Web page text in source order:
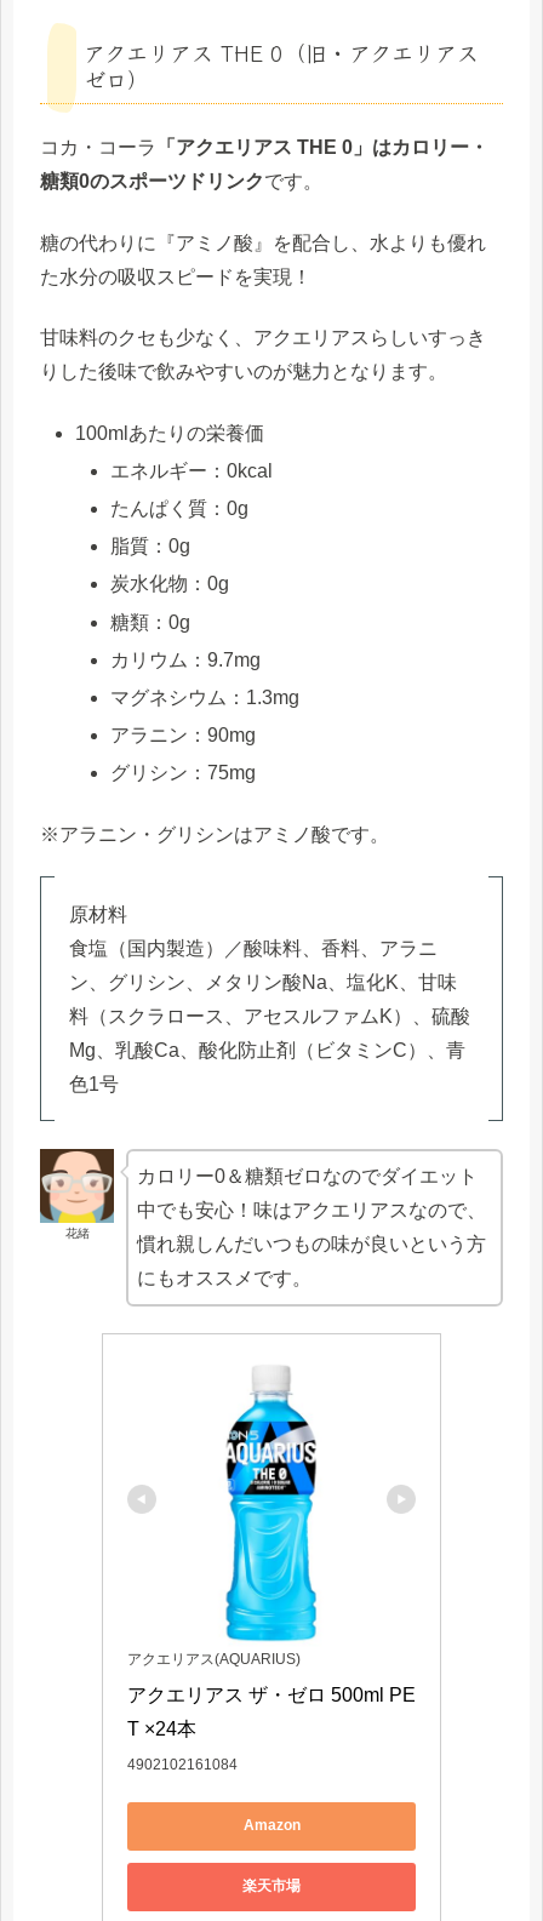
アクエリアス THE 0（旧・アクエリアス
ゼロ）
コカ・コーラ
「アクエリアス THE 0」はカロリー・
糖類0のスポーツドリンクです。
糖の代わりに『アミノ酸』を配合し、水よりも優れ
た水分の吸収スピードを実現！
甘味料のクセも少なく、アクエリアスらしいすっき
りした後味で飲みやすいのが魅力となります。
100mlあたりの栄養価
エネルギー：0kcal
たんぱく質：0g
脂質：0g
炭水化物：0g
糖類：0g
カリウム：9.7mg
マグネシウム：1.3mg
アラニン：90mg
グリシン：75mg
※アラニン・グリシンはアミノ酸です。
原材料
食塩（国内製造）／酸味料、香料、アラニ
ン、グリシン、メタリン酸Na、塩化K、甘味
料（スクラロース、アセスルファムK）、硫酸
Mg、乳酸Ca、酸化防止剤（ビタミンC）、青
色1号
花緒
カロリー0＆糖類ゼロなのでダイエット
中でも安心！味はアクエリアスなので、
慣れ親しんだいつもの味が良いという方
にもオススメです。
アクエリアス(AQUARIUS)
アクエリアス ザ・ゼロ 500ml PE
T ×24本
4902102161084
Amazon
楽天市場